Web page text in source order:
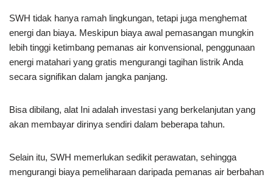
SWH tidak hanya ramah lingkungan, tetapi juga menghemat
energi dan biaya. Meskipun biaya awal pemasangan mungkin
lebih tinggi ketimbang pemanas air konvensional, penggunaan
energi matahari yang gratis mengurangi tagihan listrik Anda
secara signifikan dalam jangka panjang.
Bisa dibilang, alat Ini adalah investasi yang berkelanjutan yang
akan membayar dirinya sendiri dalam beberapa tahun.
Selain itu, SWH memerlukan sedikit perawatan, sehingga
mengurangi biaya pemeliharaan daripada pemanas air berbahan